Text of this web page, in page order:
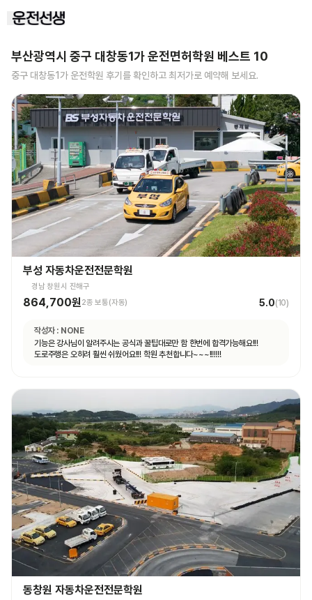
부산광역시 중구 대창동1가운전면허학원 베스트 10
중구 대창동1가 운전학원 후기를 확인하고 최저가로 예약해 보세요.
부성 자동차운전전문학원
경남 창원시 진해구
864,700원2종 보통(자동) 5.0(10)
작성자 : NONE
기능은 강사님이 알려주시는 공식과 꿀팁대로만 함 한번에 합격가능해요!!!
도로주행은 오히려 훨씬 쉬웠어요!!! 학원 추천합니다~~~!!!!!!
동창원 자동차운전전문학원